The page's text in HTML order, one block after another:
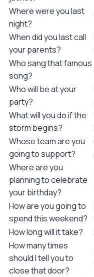
Where were you last
night?
When did you last call
your parents?
Who sang that famous
song?
Who will be at your
party?
What will you do if the
storm begins?
Whose team are you
going to support?
Where are you
planning to celebrate
your birthday?
How are you going to
spend this weekend?
How long will it take?
How many times
should I tell you to
close that door?